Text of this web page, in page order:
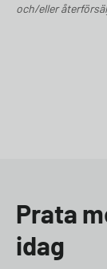
och/eller
Prata
idag